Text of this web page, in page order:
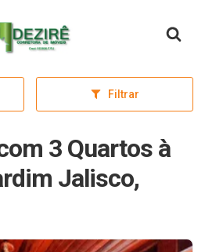
inicial
Filtrar
3 Quartos à
Jalisco,